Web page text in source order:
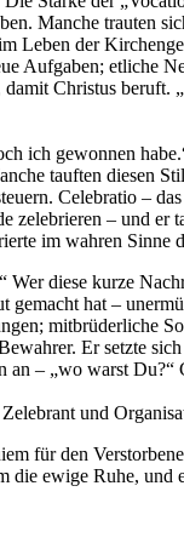
Manche trauten
Leben der
Aufgaben; etliche
damit Christus
ich gewonnen
tauften diesen
Celebratio –
zelebrieren – und
im wahren Sinne
diese kurze
gemacht hat –
mitbrüderliche
Er setzte
an – „wo warst
und
für den
die ewige Ruhe,